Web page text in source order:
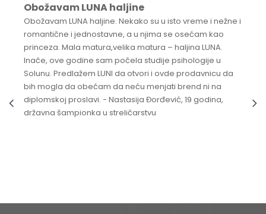
Obožavam LUNA haljine
Obožavam LUNA haljine. Nekako su u isto vreme i nežne i
romantične i jednostavne, a u njima se osećam kao
princeza. Mala matura,velika matura – haljina LUNA.
Inače, ove godine sam počela studije psihologije u
Solunu. Predlažem LUNI da otvori i ovde prodavnicu da
bih mogla da obećam da neću menjati brend ni na
diplomskoj proslavi. - Nastasija Đorđević, 19 godina,
državna šampionka u streličarstvu